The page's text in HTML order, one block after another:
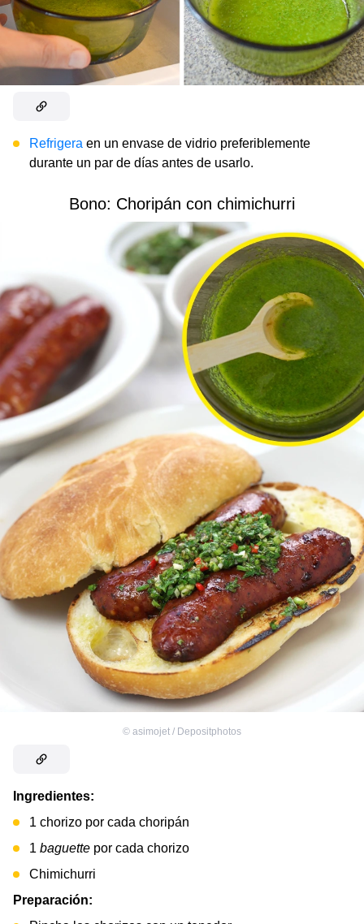
Refrigera en un envase de vidrio preferiblemente
durante un par de días antes de usarlo.
Bono: Choripán con chimichurri
© asimojet / Depositphotos
Ingredientes:
1 chorizo por cada choripán
1 baguette por cada chorizo
Chimichurri
Preparación: